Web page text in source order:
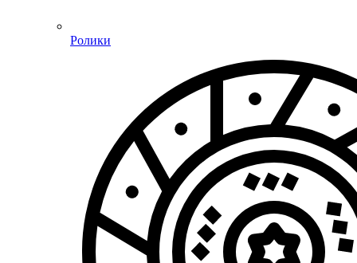
Ролики